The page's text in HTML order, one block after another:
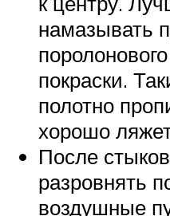
намазывать
покраски.
полотно
хорошо
После
разровнять
воздушные